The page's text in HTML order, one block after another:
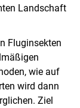
Landschaft
Fluginsekten
wie auf
wird dann
Ziel